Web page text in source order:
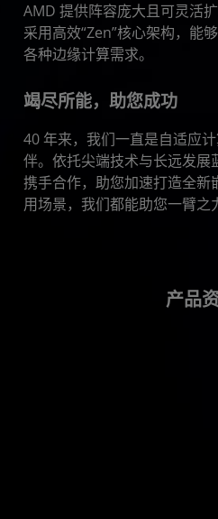
AMD 提供阵容庞大且可灵活
采用高效“Zen”核心架构，能
各种边缘计算需求。
竭尽所能，助您成功
40 年来，我们一直是自适应
伴。依托尖端技术与长远发展
携手合作，助您加速打造全
用场景，我们都能助您一臂之
产品